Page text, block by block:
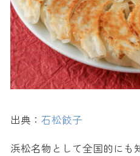
出典： 石松餃子
浜松名物として全国的にも